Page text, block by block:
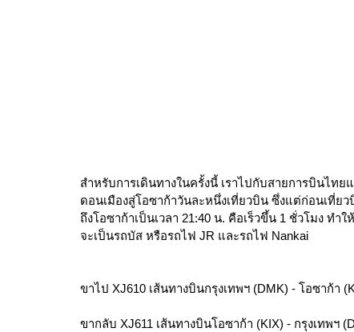
สำหรับการเดินทางในครั้งนี้ เราไปกับสายการบินไทย
ดอนเมืองสู่โอซาก้าวันละหนึ่งเที่ยวบิน ซึ่งแต่ก่อนเที่ย
ถึงโอซาก้าเป็นเวลา 21:40 น. คือเร็วขึ้น 1 ชั่วโมง ทำ
จะเป็นรถบัส หรือรถไฟ JR และรถไฟ Nankai
ขาไป XJ610 เส้นทางบินกรุงเทพฯ (DMK) - โอซาก้า
ขากลับ XJ611 เส้นทางบินโอซาก้า (KIX) - กรุงเทพฯ